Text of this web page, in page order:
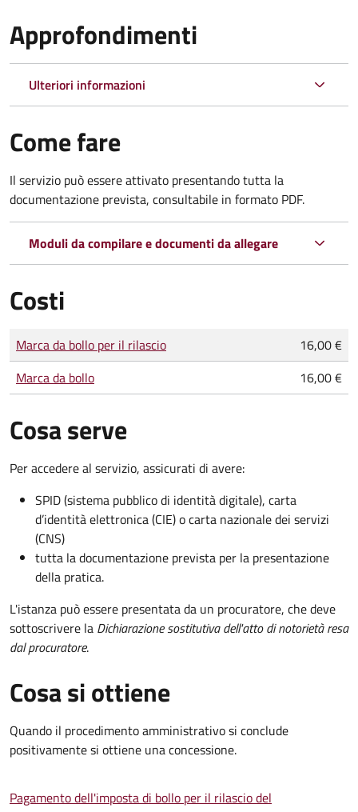
Approfondimenti
Ulteriori informazioni
Come fare
Il servizio può essere attivato presentando tutta la
documentazione prevista, consultabile in formato PDF.
Moduli da compilare e documenti da allegare
Costi
Tipo di pagamento
Importo
Marca da bollo per il rilascio
16,00 €
Marca da bollo
16,00 €
Cosa serve
Per accedere al servizio, assicurati di avere:
SPID (sistema pubblico di identità digitale), carta
d’identità elettronica (CIE) o carta nazionale dei servizi
(CNS)
tutta la documentazione prevista per la presentazione
della pratica.
L'istanza può essere presentata da un procuratore, che deve
sottoscrivere la Dichiarazione sostitutiva dell'atto di notorietà resa
dal procuratore.
Cosa si ottiene
Quando il procedimento amministrativo si conclude
positivamente si ottiene una concessione.
Pagamento dell'imposta di bollo per il rilascio del